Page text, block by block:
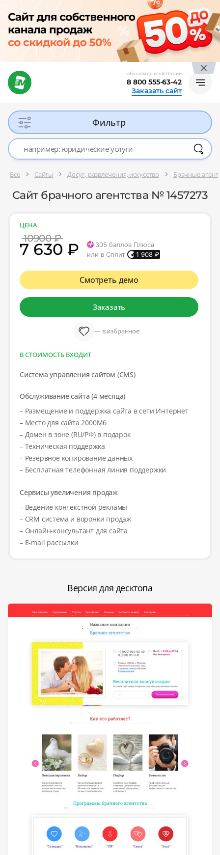
Работаем по всей России
8 800 555-63-42
Заказать сайт
Фильтр
Все Сайты Досуг, развлечения, искусство Брачные
Сайт брачного агентства № 1457273
ЦЕНА
10900 ₽
7 630 ₽ 305 баллов Плюса
или в Сплит
1 908 ₽
Смотреть демо
Заказать
— в избранное
В СТОИМОСТЬ ВХОДИТ
Система управления сайтом (CMS)
Обслуживание сайта (4 месяца)
– Размещение и поддержка сайта в сети Интернет
– Место для сайта 2000Мб
– Домен в зоне (RU/РФ) в подарок
– Техническая поддержка
– Резервное копирование данных
– Бесплатная телефонная линия поддержки
Сервисы увеличения продаж
– Ведение контекстной рекламы
– CRM система и воронки продаж
– Онлайн-консультант для сайта
– E-mail рассылки
Версия для десктопа